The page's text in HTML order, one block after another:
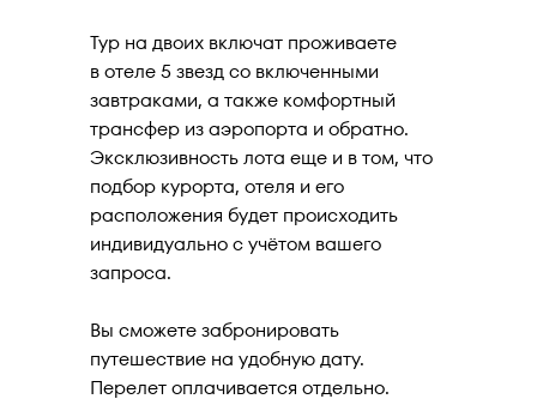
Тур на двоих включат проживаете
в отеле 5 звезд со включенными
завтраками, а также комфортный
трансфер из аэропорта и обратно.
Эксклюзивность лота еще и в том, что
подбор курорта, отеля и его
расположения будет происходить
индивидуально с учётом вашего
запроса.
Вы сможете забронировать
путешествие на удобную дату.
Перелет оплачивается отдельно.